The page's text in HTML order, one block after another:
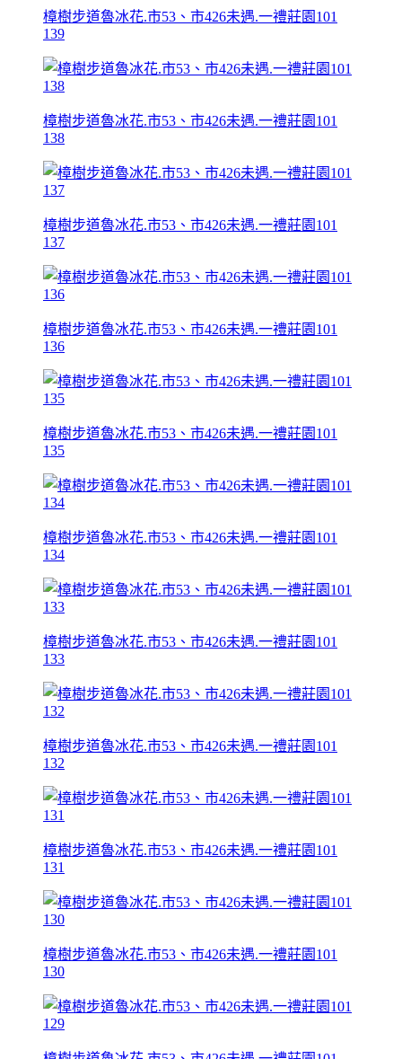
樟樹步道魯冰花.市53、市426未遇.一禮莊園101
139
樟樹步道魯冰花.市53、市426未遇.一禮莊園101
138
樟樹步道魯冰花.市53、市426未遇.一禮莊園101
137
樟樹步道魯冰花.市53、市426未遇.一禮莊園101
136
樟樹步道魯冰花.市53、市426未遇.一禮莊園101
135
樟樹步道魯冰花.市53、市426未遇.一禮莊園101
134
樟樹步道魯冰花.市53、市426未遇.一禮莊園101
133
樟樹步道魯冰花.市53、市426未遇.一禮莊園101
132
樟樹步道魯冰花.市53、市426未遇.一禮莊園101
131
樟樹步道魯冰花.市53、市426未遇.一禮莊園101
130